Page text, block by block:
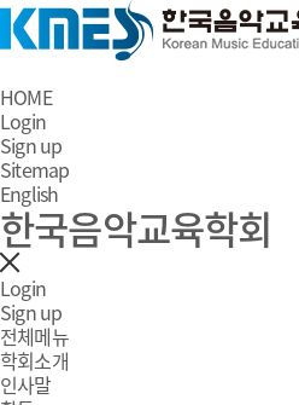
HOME
Login
Sign up
Sitemap
English
한국음악교육학회
Login
Sign up
전체메뉴
학회소개
인사말